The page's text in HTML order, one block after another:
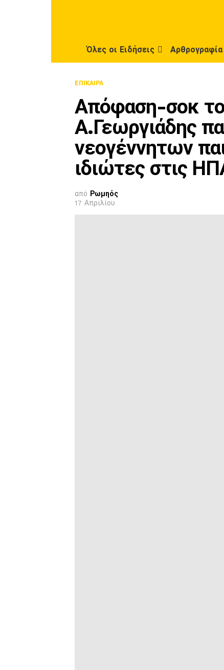
Όλες οι Ειδήσεις Αρθρογραφία
ΕΠΊΚΑΙΡΑ
Απόφαση-σοκ
Α.Γεωργιάδης
νεογέννητων
ιδιώτες στις
από Ρωμηός
17 Απριλίου